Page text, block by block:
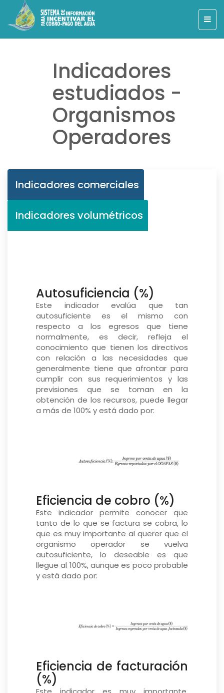
Indicadores
estudiados -
Organismos
Operadores
Indicadores comerciales
Indicadores volumétricos
Autosuficiencia (%)
Este indicador evalúa que tan
autosuficiente es el mismo con
respecto a los egresos que tiene
normalmente, es decir, refleja el
conocimiento que tienen los directivos
con relación a las necesidades que
generalmente tiene que afrontar para
cumplir con sus requerimientos y las
previsiones que se toman en la
obtención de los recursos, puede llegar
a más de 100% y está dado por:
Eficiencia de cobro (%)
Este indicador permite conocer que
tanto de lo que se factura se cobra, lo
que es muy importante al querer que el
organismo operador se vuelva
autosuficiente, lo deseable es que
llegue al 100%, aunque es poco probable
y está dado por:
Eficiencia de facturación
(%)